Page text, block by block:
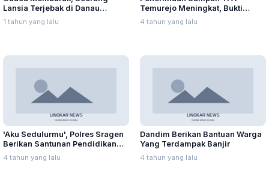
Lansia Terjebak di Danau
Rawapening Saat Mencari
Enceng Gondok
1 tahun yang lalu
Temurejo Meningkat, Bukti
Masyarakat Blora Peduli
Kebersihan
4 tahun yang lalu
'Aku Sedulurmu', Polres Sragen
Berikan Santunan Pendidikan
Anak Yatim Piatu
4 tahun yang lalu
Dandim Berikan Bantuan Warga
Yang Terdampak Banjir
4 tahun yang lalu